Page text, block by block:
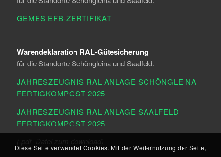
GEMES EFB-ZERTIFIKAT
Warendeklaration RAL-Gütesicherung
für die Standorte Schöngleina und Saalfeld:
JAHRESZEUGNIS RAL ANLAGE SCHÖNGLEINA
FERTIGKOMPOST 2025
JAHRESZEUGNIS RAL ANLAGE SAALFELD
FERTIGKOMPOST 2025
Diese Seite verwendet Cookies. Mit der Weiternutzung der Seite,